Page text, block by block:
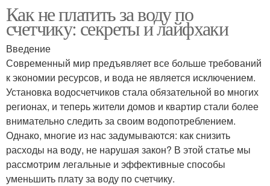
Воды для стирки Вод для экономии
Воды при принятии Техник для экономии
Воды на скважину Счетчик на воду
Как не платить за воду по
счетчику: секреты и лайфхаки
Введение
Современный мир предъявляет все больше требований
к экономии ресурсов, и вода не является исключением.
Установка водосчетчиков стала обязательной во многих
регионах, и теперь жители домов и квартир стали более
внимательно следить за своим водопотреблением.
Однако, многие из нас задумываются: как снизить
расходы на воду, не нарушая закон? В этой статье мы
рассмотрим легальные и эффективные способы
уменьшить плату за воду по счетчику.